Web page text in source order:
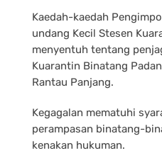
Kaedah-kaedah
undang Kecil Stesen
menyentuh tentang
Kuarantin Binatang
Rantau Panjang.
Kegagalan mematuhi
perampasan binatang-
kenakan hukuman.